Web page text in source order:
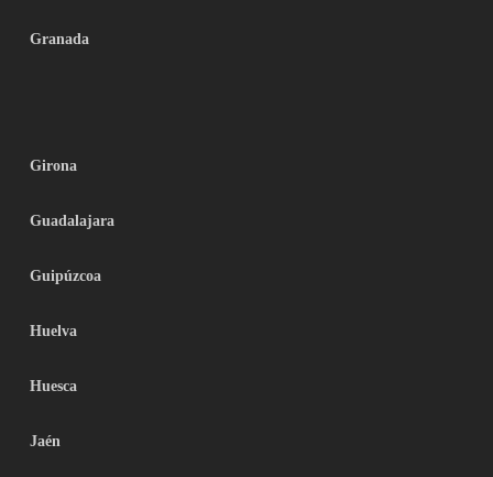
Granada
Girona
Guadalajara
Guipúzcoa
Huelva
Huesca
Jaén